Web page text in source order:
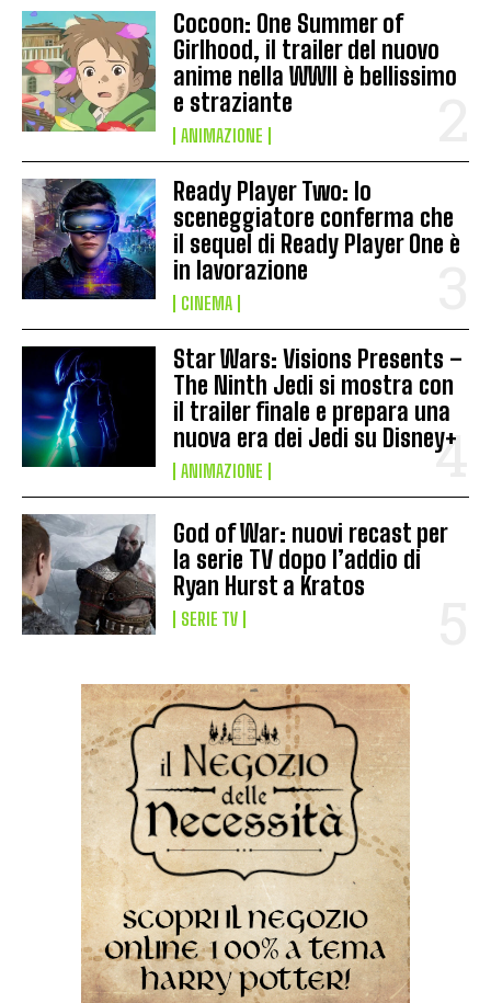
Cocoon: One Summer of
Girlhood, il trailer del nuovo
anime nella WWII è bellissimo
e straziante
ANIMAZIONE
Ready Player Two: lo
sceneggiatore conferma che
il sequel di Ready Player One è
in lavorazione
CINEMA
Star Wars: Visions Presents –
The Ninth Jedi si mostra con
il trailer finale e prepara una
nuova era dei Jedi su Disney+
ANIMAZIONE
God of War: nuovi recast per
la serie TV dopo l’addio di
Ryan Hurst a Kratos
SERIE TV